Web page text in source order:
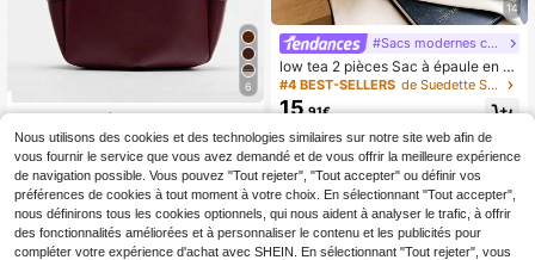
6
Nouveau sac à main pour femme, s
ac fourre-tout en matériau PU gran
de capacité, sac de courses minima
liste décontracté, sac à main mode
violet à l'épaule, sac de maman de t
aille moyenne avec poche intérieur
e, sac à main de luxe élégant pour d
ames
17,98€
14
#Sacs modernes cuir
low tea 2 pièces Sac à épaule en P
U de couleur unie basse, sac fourre
-tout à grande capacité avec doubl
e poignée et fermeture à pression, c
onvient pour les voyages, les cours
es, les sorties, les cadeaux pour les
femmes, les adolescentes, les étudi
antes et les employées de bureau.
Convient pour le bureau, l'école, le t
ravail, les déplacements, les activit
és extérieures, les pique-niques. No
uveaux grands sacs pour femmes
#4 BEST-SELLERS de Suedette Sacs fourre-tout pour femmes
15,91€
Nous utilisons des cookies et des technologies similaires sur notre site web afin de
vous fournir le service que vous avez demandé et de vous offrir la meilleure expérience
de navigation possible. Vous pouvez "Tout rejeter", "Tout accepter" ou définir vos
préférences de cookies à tout moment à votre choix. En sélectionnant "Tout accepter",
nous définirons tous les cookies optionnels, qui nous aident à analyser le trafic, à offrir
des fonctionnalités améliorées et à personnaliser le contenu et les publicités pour
compléter votre expérience d'achat avec SHEIN. En sélectionnant "Tout rejeter", vous